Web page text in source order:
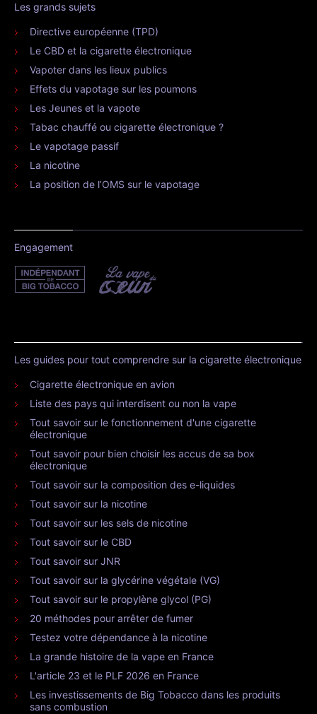
Les grands sujets
Directive européenne (TPD)
Le CBD et la cigarette électronique
Vapoter dans les lieux publics
Effets du vapotage sur les poumons
Les Jeunes et la vapote
Tabac chauffé ou cigarette électronique ?
Le vapotage passif
La nicotine
La position de l’OMS sur le vapotage
Engagement
Les guides pour tout comprendre sur la cigarette électronique
Cigarette électronique en avion
Liste des pays qui interdisent ou non la vape
Tout savoir sur le fonctionnement d'une cigarette
électronique
Tout savoir pour bien choisir les accus de sa box
électronique
Tout savoir sur la composition des e-liquides
Tout savoir sur la nicotine
Tout savoir sur les sels de nicotine
Tout savoir sur le CBD
Tout savoir sur JNR
Tout savoir sur la glycérine végétale (VG)
Tout savoir sur le propylène glycol (PG)
20 méthodes pour arrêter de fumer
Testez votre dépendance à la nicotine
La grande histoire de la vape en France
L'article 23 et le PLF 2026 en France
Les investissements de Big Tobacco dans les produits
sans combustion